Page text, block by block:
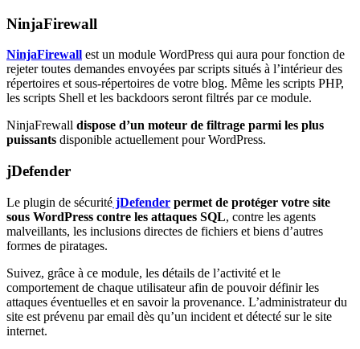
NinjaFirewall
NinjaFirewall est un module WordPress qui aura pour fonction de
rejeter toutes demandes envoyées par scripts situés à l’intérieur des
répertoires et sous-répertoires de votre blog. Même les scripts PHP,
les scripts Shell et les backdoors seront filtrés par ce module.
NinjaFrewall dispose d’un moteur de filtrage parmi les plus
puissants disponible actuellement pour WordPress.
jDefender
Le plugin de sécurité jDefender permet de protéger votre site
sous WordPress contre les attaques SQL, contre les agents
malveillants, les inclusions directes de fichiers et biens d’autres
formes de piratages.
Suivez, grâce à ce module, les détails de l’activité et le
comportement de chaque utilisateur afin de pouvoir définir les
attaques éventuelles et en savoir la provenance. L’administrateur du
site est prévenu par email dès qu’un incident et détecté sur le site
internet.